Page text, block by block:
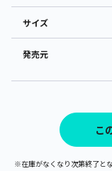
サイズ
発売元
こ
※在庫がなくなり次第終了と